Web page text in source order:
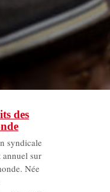
des
syndicale
sur
Née